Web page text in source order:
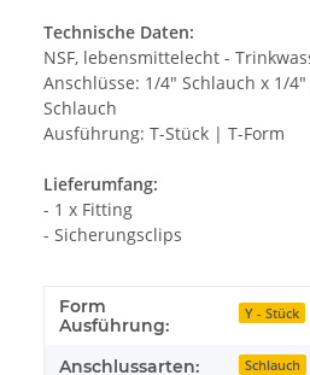
Technische Daten:
NSF, lebensmittelecht -
Anschlüsse: 1/4" Schlauch x 1/
Schlauch
Ausführung: T-Stück | T-Form
Lieferumfang:
- 1 x Fitting
- Sicherungsclips
Form
Ausführung:
Y - Stück
Anschlussarten: Schlauch